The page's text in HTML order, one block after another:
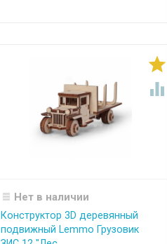


Нет в наличии
Конструктор 3D деревянный
подвижный Lemmo Грузовик